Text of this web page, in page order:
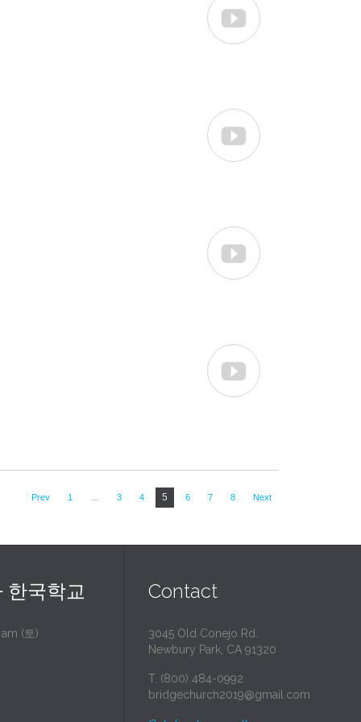




Prev 1 3 4 5 6 7 8 Next
한국학교
(토)
Contact
3045 Old Conejo Rd.
Newbury Park, CA 91320
T. (800) 484-0992
bridgechurch2019@gmail.com